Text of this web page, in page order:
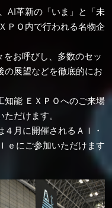
AI革新の「いま」と「未
ＰＯ内で行われる名物企
お呼びし、多数のセッ
の展望などを徹底的にお
知能 ＥＸＰＯへのご来場
だけます。
月に開催されるＡＩ・
ｅにご参加いただけます